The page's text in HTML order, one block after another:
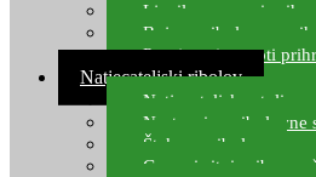
Ljepilo za crve i
Boje za ribolovnu
Provjereni recepti
Natjecateljski ribolov
Natjecateljske stolice
Nastavci za ribolovne
Šteke za ribolov
Gume i sitni pribor za